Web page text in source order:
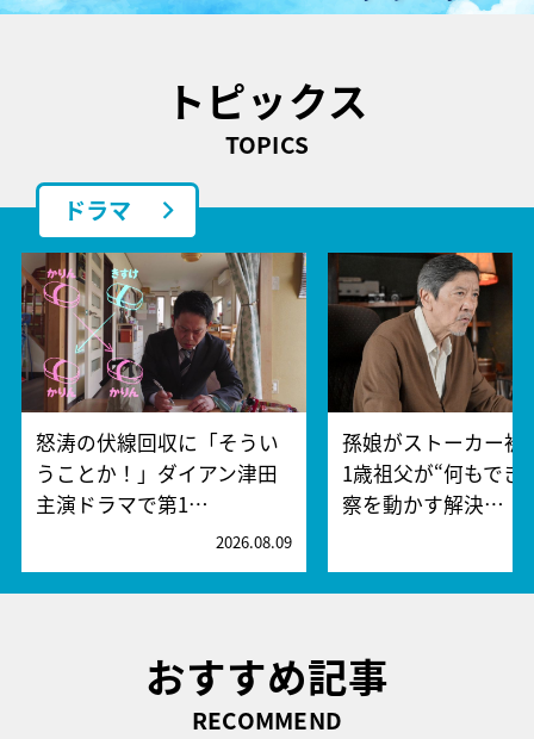
トピックス
TOPICS
ドラマ
怒涛の伏線回収に「そうい
うことか！」ダイアン津田
主演ドラマで第1…
2026.08.09
孫娘がストーカー
1歳祖父が“何もでき
察を動かす解決…
おすすめ記事
RECOMMEND